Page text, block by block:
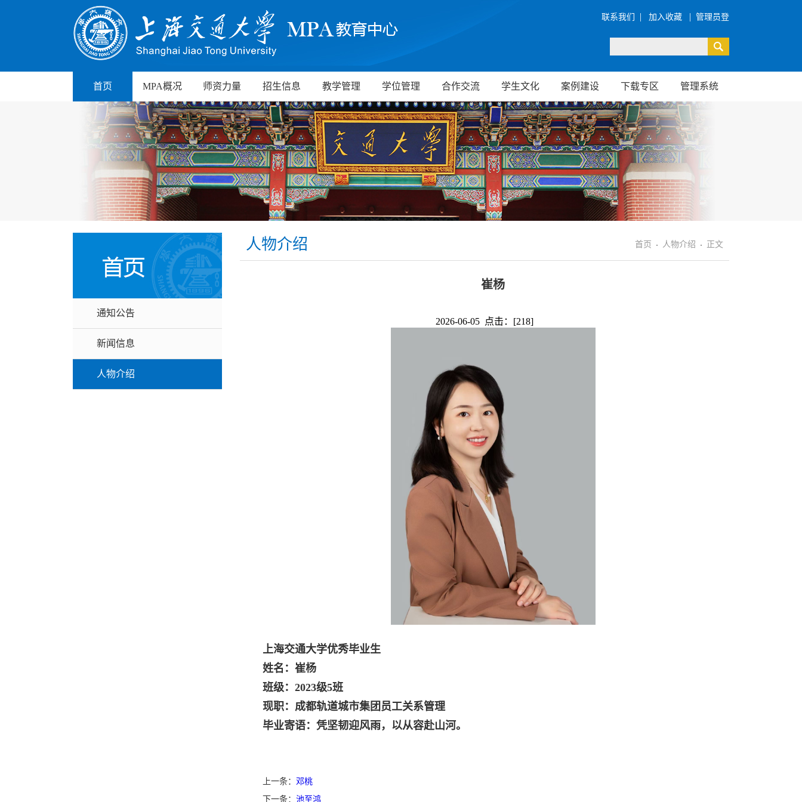
联系我们 | 加入收藏 | 管理员登
首页 MPA概况 师资力量 招生信息 教学管理 学位管理 合作交流 学生文化 案例建设 下载专区 管理系统
通知公告
新闻信息
人物介绍
人物介绍 首页 人物介绍 正文
崔杨
2026-06-05 点击：[218]
上海交通大学优秀毕业生
姓名：崔杨
班级：2023级5班
现职：成都轨道城市集团员工关系管理
毕业寄语：凭坚韧迎风雨，以从容赴山河。
上一条： 邓桃
下一条： 池至鸿